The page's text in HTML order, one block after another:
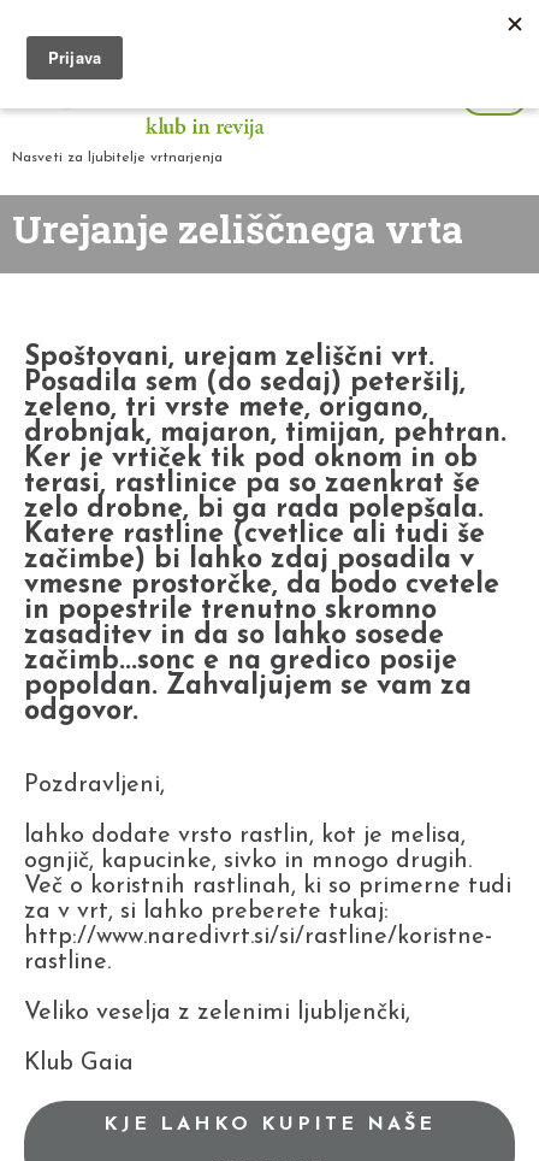
Nasveti za ljubitelje vrtnarjenja
Urejanje zeliščnega vrta
Spoštovani, urejam zeliščni vrt.
Posadila sem (do sedaj) peteršilj,
zeleno, tri vrste mete, origano,
drobnjak, majaron, timijan, pehtran.
Ker je vrtiček tik pod oknom in ob
terasi, rastlinice pa so zaenkrat še
zelo drobne, bi ga rada polepšala.
Katere rastline (cvetlice ali tudi še
začimbe) bi lahko zdaj posadila v
vmesne prostorčke, da bodo cvetele
in popestrile trenutno skromno
zasaditev in da so lahko sosede
začimb...sonc e na gredico posije
popoldan. Zahvaljujem se vam za
odgovor.
Pozdravljeni,
lahko dodate vrsto rastlin, kot je melisa,
ognjič, kapucinke, sivko in mnogo drugih.
Več o koristnih rastlinah, ki so primerne tudi
za v vrt, si lahko preberete tukaj:
http://www.naredivrt.si/si/rastline/koristne-
rastline.
Veliko veselja z zelenimi ljubljenčki,
Klub Gaia
KJE LAHKO KUPITE NAŠE